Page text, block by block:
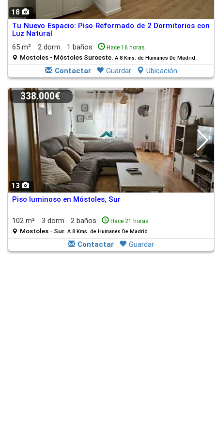
18
Tu Nuevo Espacio: Piso Reformado de 2 Dormitorios con
Luz Natural
65 m²
2 dorm. 1 baños Hace 16 horas
Mostoles - Móstoles Suroeste. A 8 Kms. de Humanes De Madrid
Contactar Guardar Ubicación
13
338.000€
Piso luminoso en Móstoles, Sur
102 m² 3 dorm. 2 baños Hace 21 horas
Mostoles - Sur. A 8 Kms. de Humanes De Madrid
Contactar Guardar